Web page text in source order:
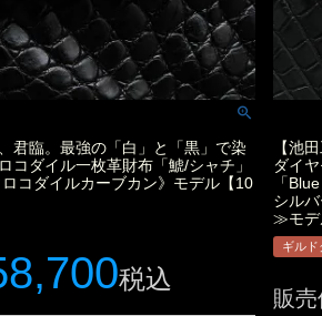
君臨。最強の「白」と「黒」で染
コダイル一枚革財布「鯱/シャチ」
ロコダイルカーブカン》モデル【10
税込
【池
ダイ
「
シル
≫モデ
ギルド
販